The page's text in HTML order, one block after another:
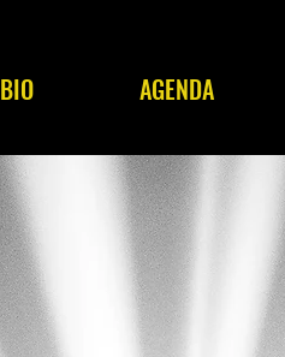
BIO AGENDA